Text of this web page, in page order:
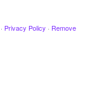
· Privacy Policy · Remove